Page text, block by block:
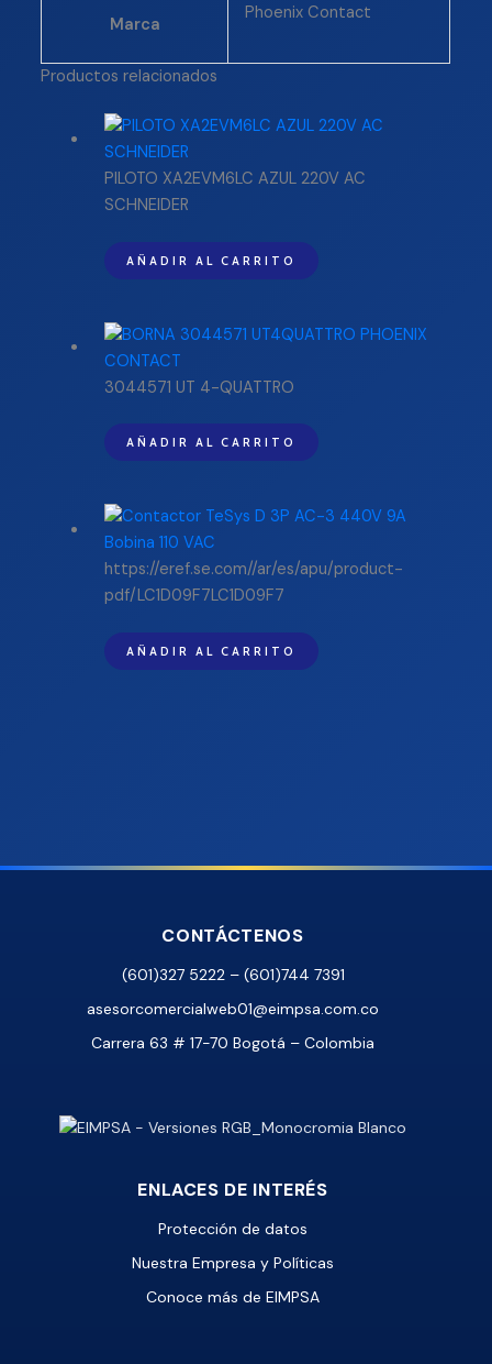
Marca
Phoenix Contact
Productos relacionados
PILOTO XA2EVM6LC AZUL 220V AC
SCHNEIDER
AÑADIR AL CARRITO
3044571 UT 4-QUATTRO
AÑADIR AL CARRITO
https://eref.se.com//ar/es/apu/product-
pdf/LC1D09F7LC1D09F7
AÑADIR AL CARRITO
CONTÁCTENOS
(601)327 5222 – (601)744 7391
asesorcomercialweb01@eimpsa.com.co
Carrera 63 # 17-70 Bogotá – Colombia
ENLACES DE INTERÉS
Protección de datos
Nuestra Empresa y Políticas
Conoce más de EIMPSA